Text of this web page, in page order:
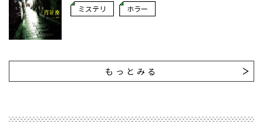
ミステリ ホラー
もっとみる